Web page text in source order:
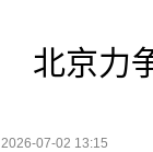
北京力
2026-07-02 13:15